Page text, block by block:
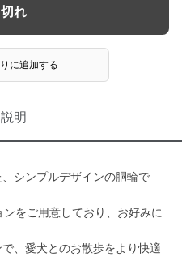
れ
に追加する
明
シンプルデザインの胴輪で
をご用意しており、お好みに
、愛犬とのお散歩をより快適